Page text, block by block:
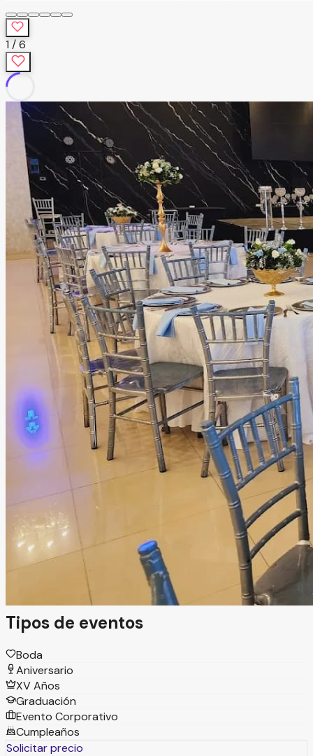
1 /6
Amberes Social Event
Torreón, Coahuila Salón
Información
Amberes Social Event es un lugar excepcional para
celebrar todo tipo de eventos. Ven y conoce sus
instalaciones, diseñadas para crear experiencias únicas.
Ideal para fiestas, bodas, XV años, bautizos y más, ofrece
el espacio perfecto para vivir celebraciones inolvidables en
Tipos de eventos
Boda
Aniversario
XV Años
Graduación
Evento Corporativo
Cumpleaños
Solicitar precio